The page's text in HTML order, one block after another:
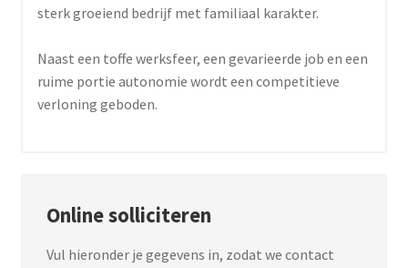
sterk groeiend bedrijf met familiaal karakter.
Naast een toffe werksfeer, een gevarieerde job en een
ruime portie autonomie wordt een competitieve
verloning geboden.
Online solliciteren
Vul hieronder je gegevens in, zodat we contact